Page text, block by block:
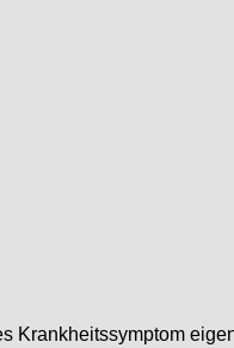
Krankheitssymptom